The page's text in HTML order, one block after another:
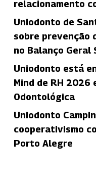
relacionamento
Uniodonto de
sobre prevenção
no Balanço Geral
Uniodonto está
Mind de RH 2026
Odontológica
Uniodonto
cooperativismo
Porto Alegre